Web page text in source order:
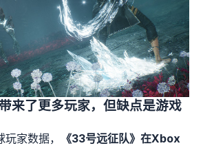
来了更多玩家，但缺点是游戏
家数据，
《33号远征队》在Xbox